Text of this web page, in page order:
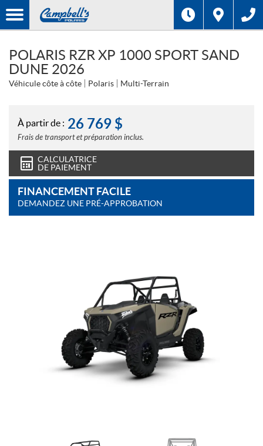
POLARIS RZR XP 1000 SPORT SAND
DUNE 2026
Véhicule côte à côte Polaris Multi-Terrain
À partir de : 26 769 $
Frais de transport et préparation inclus.
CALCULATRICE
DE PAIEMENT
FINANCEMENT FACILE
DEMANDEZ UNE PRÉ-APPROBATION